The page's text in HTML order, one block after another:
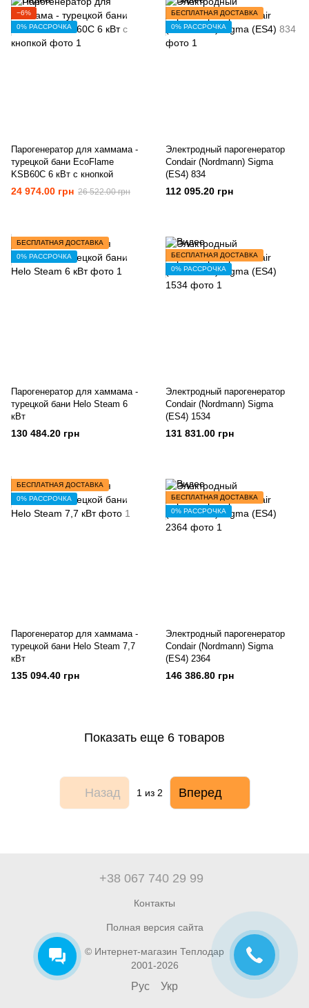
−6%
0% РАССРОЧКА
Парогенератор для хаммама -
турецкой бани EcoFlame
KSB60C 6 кВт с кнопкой
24 974.00 грн 26 522.00 грн
БЕСПЛАТНАЯ ДОСТАВКА
0% РАССРОЧКА
Электродный парогенератор
Condair (Nordmann) Sigma
(ES4) 834
112 095.20 грн
БЕСПЛАТНАЯ ДОСТАВКА
0% РАССРОЧКА
Парогенератор для хаммама -
турецкой бани Helo Steam 6
кВт
130 484.20 грн
БЕСПЛАТНАЯ ДОСТАВКА
0% РАССРОЧКА
Электродный парогенератор
Condair (Nordmann) Sigma
(ES4) 1534
131 831.00 грн
БЕСПЛАТНАЯ ДОСТАВКА
0% РАССРОЧКА
Парогенератор для хаммама -
турецкой бани Helo Steam 7,7
кВт
135 094.40 грн
БЕСПЛАТНАЯ ДОСТАВКА
0% РАССРОЧКА
Электродный парогенератор
Condair (Nordmann) Sigma
(ES4) 2364
146 386.80 грн
Показать еще 6 товаров
Назад 1 из 2 Вперед
+38 067 740 29 99
Контакты
Полная версия сайта
© Интернет-магазин Теплодар
2001-2026
Рус Укр